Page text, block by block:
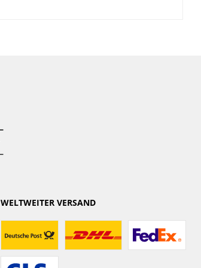
WELTWEITER VERSAND